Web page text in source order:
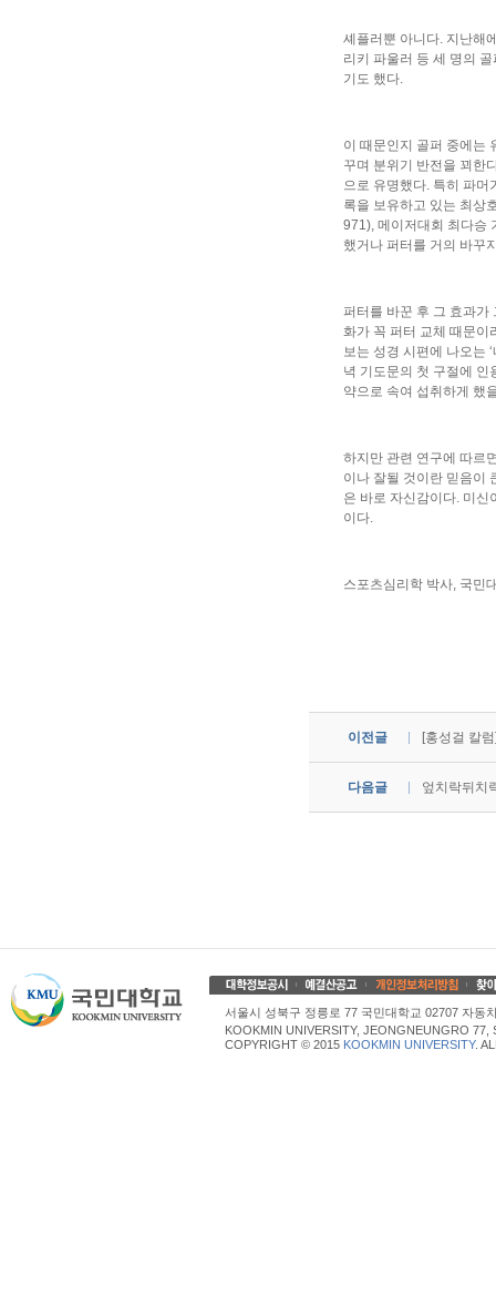
셰플러뿐 아니다. 지난해
리키 파울러 등 세 명의
기도 했다.
이 때문인지 골퍼 중에는
꾸며 분위기 반전을 꾀한
으로 유명했다. 특히 파
록을 보유하고 있는 최상
971), 메이저대회 최다승
했거나 퍼터를 거의 바꾸
퍼터를 바꾼 후 그 효과가
화가 꼭 퍼터 교체 때문이
보는 성경 시편에 나오는
녁 기도문의 첫 구절에
약으로 속여 섭취하게 했
하지만 관련 연구에 따르
이나 잘될 것이란 믿음이
은 바로 자신감이다. 미신
이다.
스포츠심리학 박사, 국민
이전글 [홍성걸 칼
다음글 엎치락뒤치
서울시 성북구 정릉로 77 국민대학교 02707 자동
KOOKMIN UNIVERSITY, JEONGNEUNGRO
COPYRIGHT © 2015 KOOKMIN UNIVERSITY.